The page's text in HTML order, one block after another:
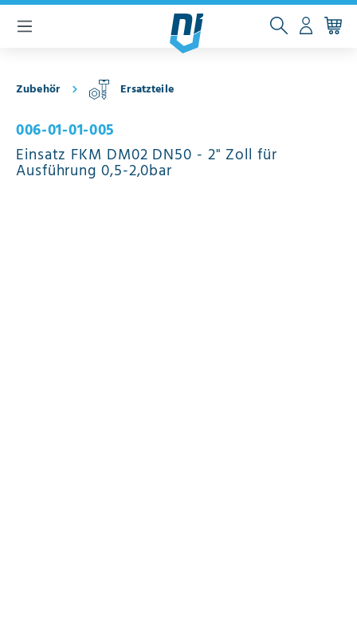
springen
Zubehör Ersatzteile
006-01-01-005
Einsatz FKM DM02 DN50 - 2" Zoll für
Ausführung 0,5-2,0bar